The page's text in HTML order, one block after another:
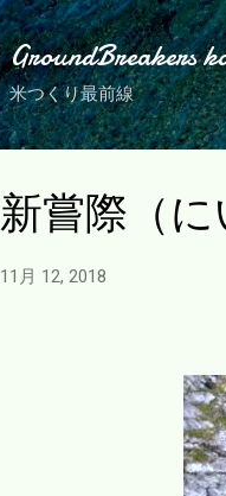
GroundBreakers
米つくり最前線
新嘗際（に
11月 12, 2018